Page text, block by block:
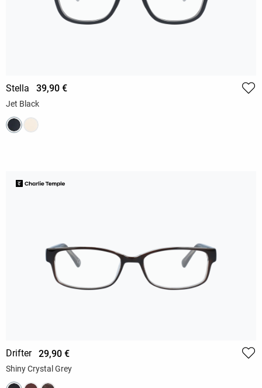
Stella 39,90 €
Jet Black
Drifter 29,90 €
Shiny Crystal Grey